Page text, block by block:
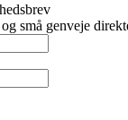
små genveje